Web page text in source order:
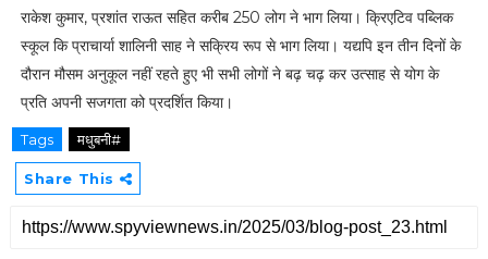
राकेश कुमार, प्रशांत राऊत सहित करीब 250 लोग ने भाग लिया। क्रिएटिव पब्लिक
स्कूल कि प्राचार्या शालिनी साह ने सक्रिय रूप से भाग लिया। यद्यपि इन तीन दिनों के
दौरान मौसम अनुकूल नहीं रहते हुए भी सभी लोगों ने बढ़ चढ़ कर उत्साह से योग के
प्रति अपनी सजगता को प्रदर्शित किया।
Tags मधुबनी#
Share This